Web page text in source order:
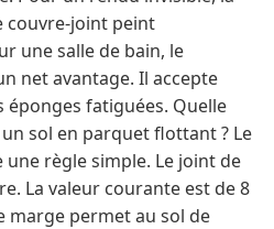
couvre-joint peint
une salle de bain, le
net avantage. Il accepte
éponges fatiguées. Quelle
sol en parquet flottant ? Le
règle simple. Le joint de
La valeur courante est de 8
marge permet au sol de